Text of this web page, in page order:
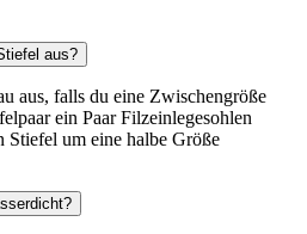
aus?
aus, falls du eine Zwischengröße
ein Paar Filzeinlegesohlen
Stiefel um eine halbe Größe